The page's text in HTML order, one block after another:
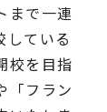
まで一連
している
校を目指
「フラン